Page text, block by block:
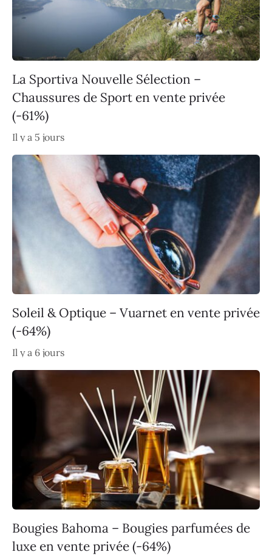
La Sportiva Nouvelle Sélection –
Chaussures de Sport en vente privée
(-61%)
Il y a 5 jours
Soleil & Optique – Vuarnet en vente privée
(-64%)
Il y a 6 jours
Bougies Bahoma – Bougies parfumées de
luxe en vente privée (-64%)